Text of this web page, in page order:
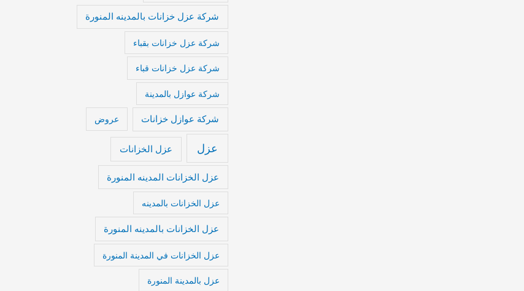
شركة عزل خزانات بالمدينه المنورة
شركة عزل خزانات بقباء
شركة عزل خزانات قباء
شركة عوازل بالمدينة
شركة عوازل خزانات عروض
عزل عزل الخزانات
عزل الخزانات المدينه المنورة
عزل الخزانات بالمدينه
عزل الخزانات بالمدينه المنورة
عزل الخزانات في المدينة المنورة
عزل بالمدينة المنورة